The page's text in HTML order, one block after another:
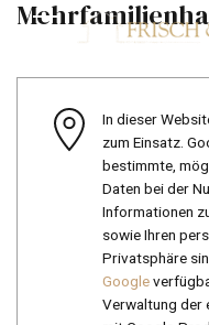
In dieser
zum Einsatz.
bestimmte,
Daten bei der
Informationen
sowie Ihren
Privatsphäre
Google
Verwaltung der